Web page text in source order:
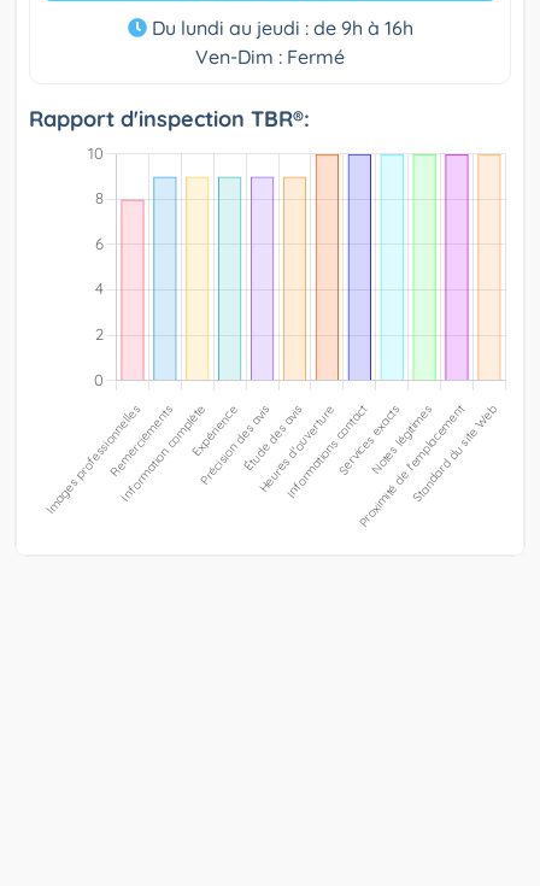
Du lundi au jeudi : de 9h à 16h
Ven-Dim : Fermé
Rapport d'inspection TBR®: